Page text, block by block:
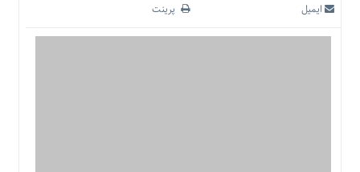
ایمیل
پرینت